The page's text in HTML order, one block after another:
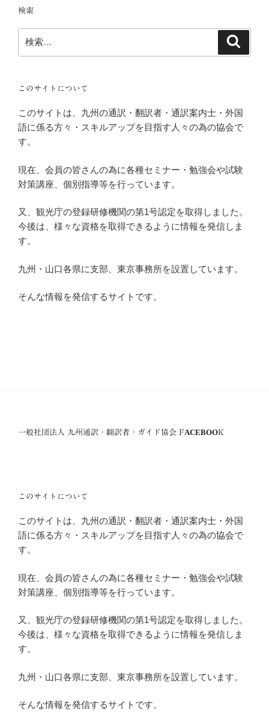
検索
索:
このサイトについて
このサイトは、九州の通訳・翻訳者・通訳案内士・外国
語に係る方々・スキルアップを目指す人々の為の協会で
す。
現在、会員の皆さんの為に各種セミナー・勉強会や試験
対策講座、個別指導等を行っています。
又、観光庁の登録研修機関の第1号認定を取得しました。
今後は、様々な資格を取得できるように情報を発信しま
す。
九州・山口各県に支部、東京事務所を設置しています。
そんな情報を発信するサイトです。
一般社団法人 九州通訳・翻訳者・ガイド協会 FACEBOOK
このサイトについて
このサイトは、九州の通訳・翻訳者・通訳案内士・外国
語に係る方々・スキルアップを目指す人々の為の協会で
す。
現在、会員の皆さんの為に各種セミナー・勉強会や試験
対策講座、個別指導等を行っています。
又、観光庁の登録研修機関の第1号認定を取得しました。
今後は、様々な資格を取得できるように情報を発信しま
す。
九州・山口各県に支部、東京事務所を設置しています。
そんな情報を発信するサイトです。